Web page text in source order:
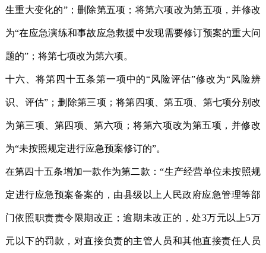
生重大变化的”；删除第五项；将第六项改为第五项，并修改
为“在应急演练和事故应急救援中发现需要修订预案的重大问
题的”；将第七项改为第六项。
十六、将第四十五条第一项中的“风险评估”修改为“风险辨
识、评估”；删除第三项；将第四项、第五项、第七项分别改
为第三项、第四项、第六项；将第六项改为第五项，并修改
为“未按照规定进行应急预案修订的”。
在第四十五条增加一款作为第二款：“生产经营单位未按照规
定进行应急预案备案的，由县级以上人民政府应急管理等部
门依照职责责令限期改正；逾期未改正的，处3万元以上5万
元以下的罚款，对直接负责的主管人员和其他直接责任人员